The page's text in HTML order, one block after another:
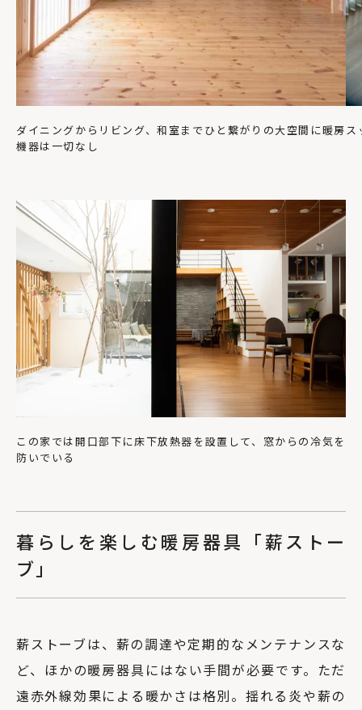
ダイニングからリビング、和室までひと繋がりの大空間に暖房
機器は一切なし
ス
この家では開口部下に床下放熱器を設置して、窓からの冷気を
防いでいる
暮らしを楽しむ暖房器具「薪ストー
ブ」
薪ストーブは、薪の調達や定期的なメンテナンスな
ど、ほかの暖房器具にはない手間が必要です。ただ
遠赤外線効果による暖かさは格別。揺れる炎や薪の